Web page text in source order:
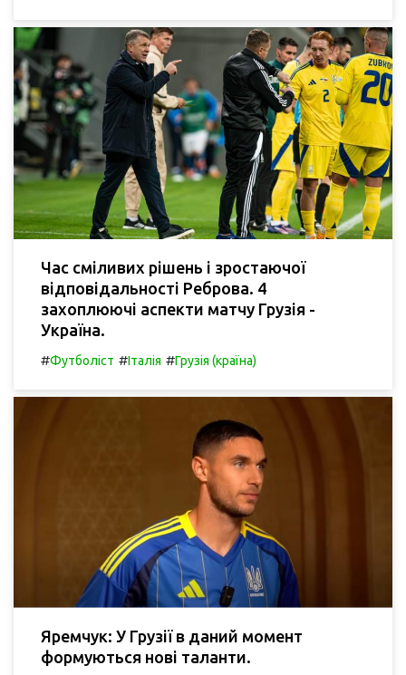
Час сміливих рішень і зростаючої
відповідальності Реброва. 4
захоплюючі аспекти матчу Грузія -
Україна.
#Футболіст #Італія #Грузія (країна)
Яремчук: У Грузії в даний момент
формуються нові таланти.